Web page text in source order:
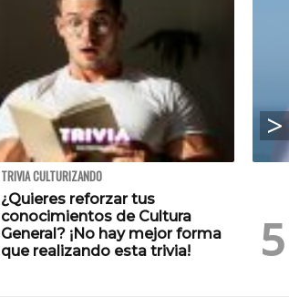
TRIVIA CULTURIZANDO
¿Quieres reforzar tus
conocimientos de Cultura
General? ¡No hay mejor forma
que realizando esta trivia!